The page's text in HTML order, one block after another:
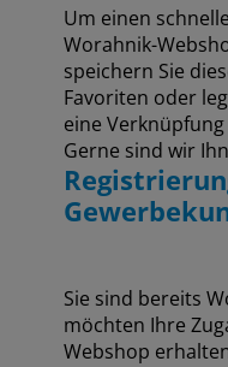
Um einen
Worahnik-
speichern Sie
Favoriten oder
eine
Gerne sind wir
Sie sind bereits
möchten Ihre
Webshop